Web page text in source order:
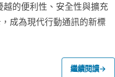
的便利性、安全性與擴充
成為現代行動通訊的新標
繼續閱讀→